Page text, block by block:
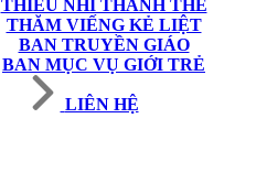
THIẾU NHI THÁNH THỂ
THĂM VIẾNG KẺ LIỆT
BAN TRUYỀN GIÁO
BAN MỤC VỤ GIỚI TRẺ
LIÊN HỆ